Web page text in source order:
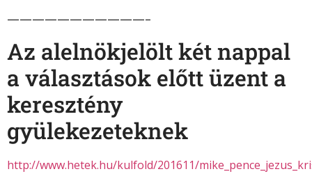
———————————–
Az alelnökjelölt két nappal
a választások előtt üzent a
keresztény
gyülekezeteknek
http://www.hetek.hu/kulfold/201611/